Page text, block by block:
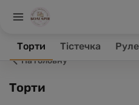
Торти Тістечка
Заклад зачинено, ваше
На головну
Торти